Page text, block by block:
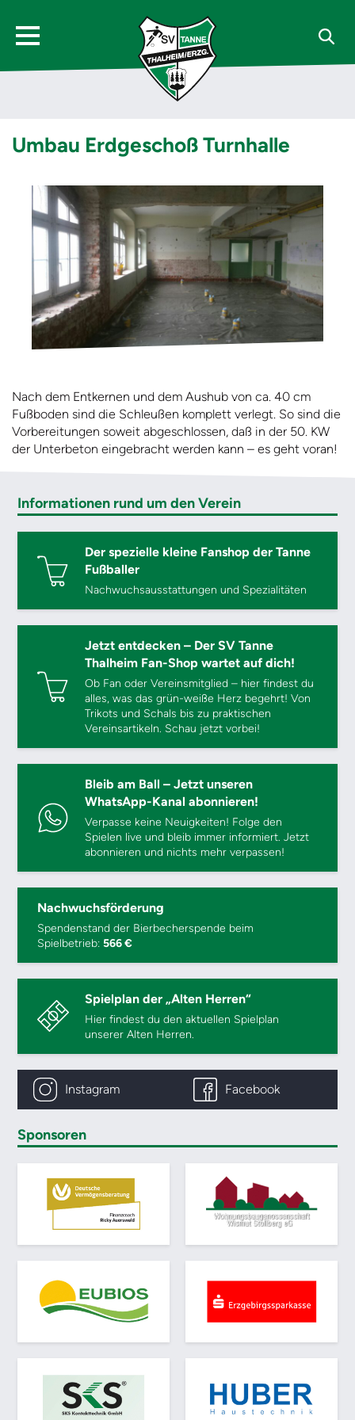
Umbau Erdgeschoß Turnhalle
Nach dem Entkernen und dem Aushub von ca. 40 cm
Fußboden sind die Schleußen komplett verlegt. So sind die
Vorbereitungen soweit abgeschlossen, daß in der 50. KW
der Unterbeton eingebracht werden kann – es geht voran!
Informationen rund um den Verein
Der spezielle kleine Fanshop der Tanne
Fußballer
Nachwuchsausstattungen und Spezialitäten
Jetzt entdecken – Der SV Tanne
Thalheim Fan-Shop wartet auf dich!
Ob Fan oder Vereinsmitglied – hier findest du
alles, was das grün-weiße Herz begehrt! Von
Trikots und Schals bis zu praktischen
Vereinsartikeln. Schau jetzt vorbei!
Bleib am Ball – Jetzt unseren
WhatsApp-Kanal abonnieren!
Verpasse keine Neuigkeiten! Folge den
Spielen live und bleib immer informiert. Jetzt
abonnieren und nichts mehr verpassen!
Nachwuchsförderung
Spendenstand der Bierbecherspende beim
Spielbetrieb:566 €
Spielplan der „Alten Herren“
Hier findest du den aktuellen Spielplan
unserer Alten Herren.
Instagram Facebook
Sponsoren